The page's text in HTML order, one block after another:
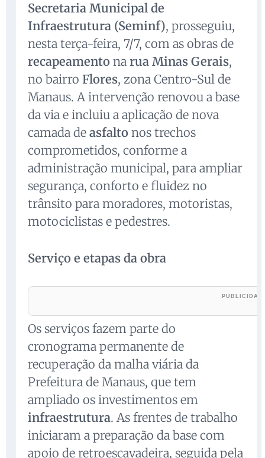
Secretaria Municipal de
Infraestrutura (Seminf), prosseguiu,
nesta terça-feira, 7/7, com as obras de
recapeamento na rua Minas Gerais,
no bairro Flores, zona Centro-Sul de
Manaus. A intervenção renovou a base
da via e incluiu a aplicação de nova
camada de asfalto nos trechos
comprometidos, conforme a
administração municipal, para ampliar
segurança, conforto e fluidez no
trânsito para moradores, motoristas,
motociclistas e pedestres.
Serviço e etapas da obra
Os serviços fazem parte do
cronograma permanente de
recuperação da malha viária da
Prefeitura de Manaus, que tem
ampliado os investimentos em
infraestrutura. As frentes de trabalho
iniciaram a preparação da base com
apoio de retroescavadeira, seguida pela